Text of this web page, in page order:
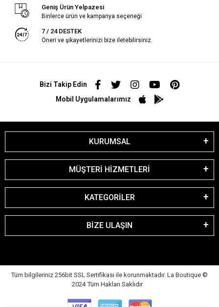
Geniş Ürün Yelpazesi
Binlerce ürün ve kampanya seçeneği
7 / 24 DESTEK
Öneri ve şikayetlerinizi bize iletebilirsiniz.
Bizi Takip Edin
Mobil Uygulamalarımız
KURUMSAL
MÜŞTERİ HİZMETLERİ
KATEGORİLER
BİZE ULAŞIN
Tüm bilgileriniz 256bit SSL Sertifikası ile korunmaktadır. La Boutique ©
2024 Tüm Hakları Saklıdır